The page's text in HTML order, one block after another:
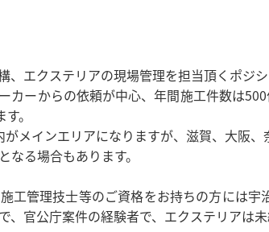
、エクステリアの現場管理を担当頂くポジ
カーからの依頼が中心、年間施工件数は
。
メインエリアになりますが、滋賀、大阪
る場合もあります。
工管理技士等のご資格をお持ちの方には
、官公庁案件の経験者で、エクステリアは